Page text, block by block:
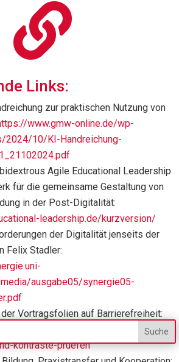

Links:
zur praktischen Nutzung von
www.gmw-online.de/wp-
2024/10/KI-Handreichung-
Agile Educational Leadership
für die gemeinsame Gestaltung von
in der Post-Digitalität:
leadership.de/kurzversion/
der Digitalität jenseits der
Felix Stadler:
ausgabe05/synergie05-
Vortragsfolien auf Barrierefreiheit:
barrierefreiheit-interaktiv-
kontraste-pruefen